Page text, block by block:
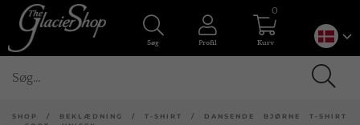
Søg Profil Kurv
0
SHOP / BEKLÆDNING / T-SHIRT / DANSENDE BJØRNE T-SHIRT